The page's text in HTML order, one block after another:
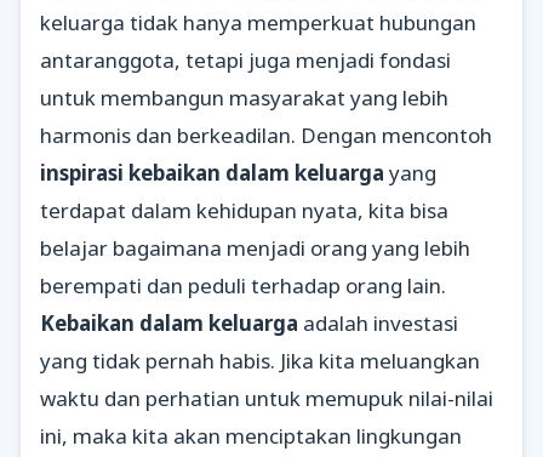
keluarga tidak hanya memperkuat hubungan
antaranggota, tetapi juga menjadi fondasi
untuk membangun masyarakat yang lebih
harmonis dan berkeadilan. Dengan mencontoh
inspirasi kebaikan dalam keluarga yang
terdapat dalam kehidupan nyata, kita bisa
belajar bagaimana menjadi orang yang lebih
berempati dan peduli terhadap orang lain.
Kebaikan dalam keluarga adalah investasi
yang tidak pernah habis. Jika kita meluangkan
waktu dan perhatian untuk memupuk nilai-nilai
ini, maka kita akan menciptakan lingkungan